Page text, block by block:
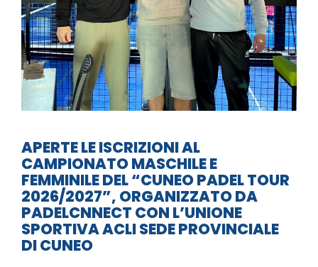
APERTE LE ISCRIZIONI AL
CAMPIONATO MASCHILE E
FEMMINILE DEL “CUNEO PADEL TOUR
2026/2027”, ORGANIZZATO DA
PADELCNNECT CON L’UNIONE
SPORTIVA ACLI SEDE PROVINCIALE
DI CUNEO